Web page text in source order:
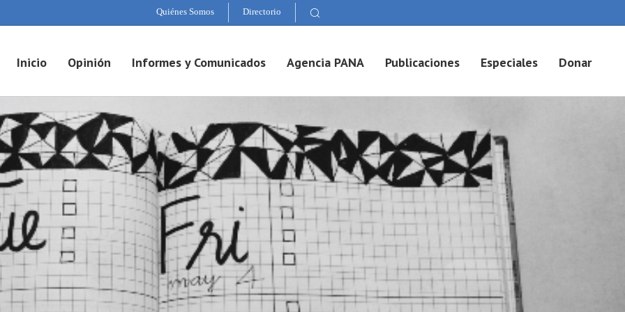
Quiénes Somos Directorio
Inicio Opinión Informes y Comunicados Agencia PANA Publicaciones Especiales Donar